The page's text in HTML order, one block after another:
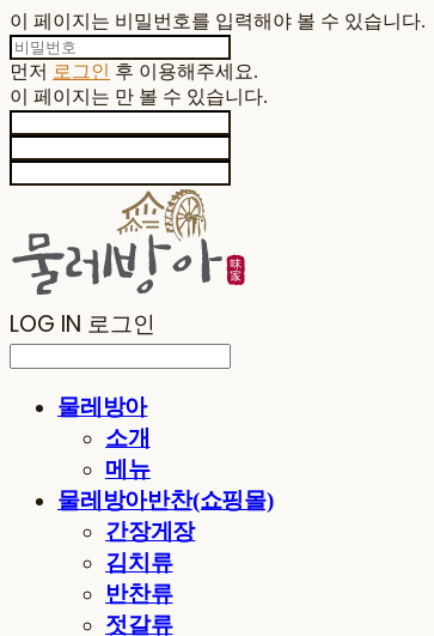
이 페이지는 비밀번호를 입력해야 볼 수 있습니다.
먼저 로그인 후 이용해주세요.
이 페이지는 만 볼 수 있습니다.
LOG IN 로그인
물레방아
소개
메뉴
물레방아반찬(쇼핑몰)
간장게장
김치류
반찬류
젓갈류